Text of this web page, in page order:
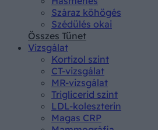
Száraz köhögés
Szédülés okai
Összes Tünet
Vizsgálat
Kortizol szint
CT-vizsgálat
MR-vizsgálat
Triglicerid szint
LDL-koleszterin
Magas CRP